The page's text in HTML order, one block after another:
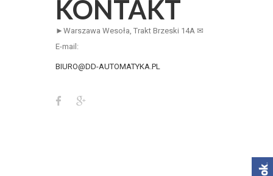
KONTAKT
►Warszawa Wesoła, Trakt Brzeski 14A ✉
E-mail:
BIURO@DD-AUTOMATYKA.PL